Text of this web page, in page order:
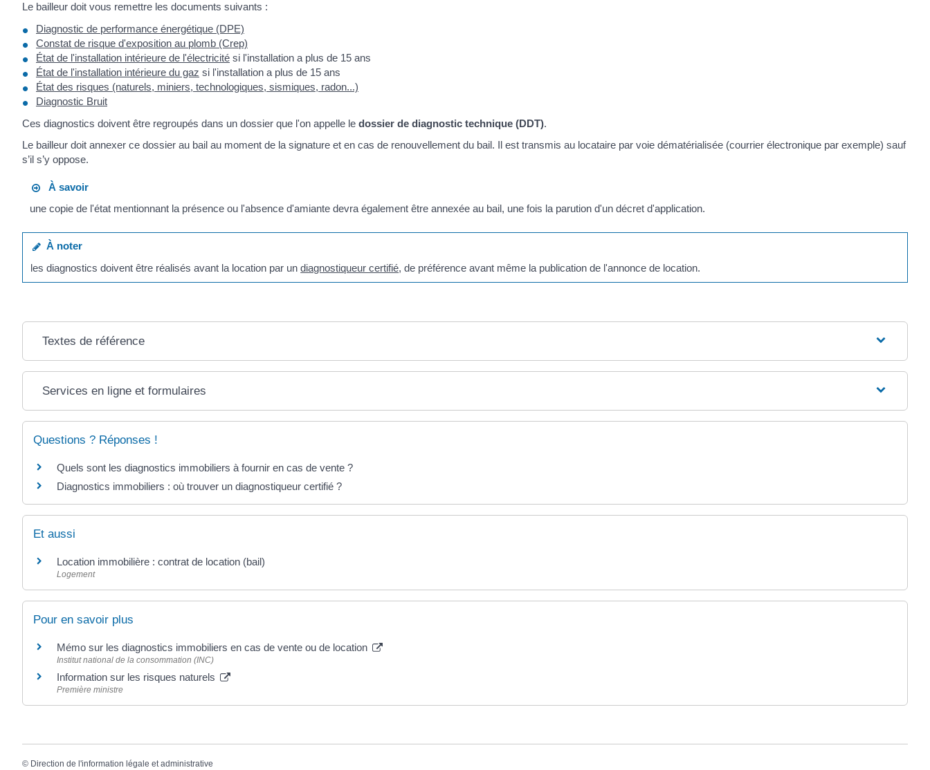
Le bailleur doit vous remettre les documents suivants :
Diagnostic de performance énergétique (DPE)
Constat de risque d'exposition au plomb (Crep)
État de l'installation intérieure de l'électricité si l'installation a plus de 15 ans
État de l'installation intérieure du gaz si l'installation a plus de 15 ans
État des risques (naturels, miniers, technologiques, sismiques, radon...)
Diagnostic Bruit
Ces diagnostics doivent être regroupés dans un dossier que l'on appelle le dossier de diagnostic technique (DDT).
Le bailleur doit annexer ce dossier au bail au moment de la signature et en cas de renouvellement du bail. Il est transmis au locataire par voie dématérialisée (courrier électronique par exemple) sauf
s’il s’y oppose.
À savoir
une copie de l'état mentionnant la présence ou l'absence d'amiante devra également être annexée au bail, une fois la parution d'un décret d'application.
À noter
les diagnostics doivent être réalisés avant la location par undiagnostiqueur certifié, de préférence avant même la publication de l'annonce de location.
Textes de référence
Services en ligne et formulaires
Questions ? Réponses !
Quels sont les diagnostics immobiliers à fournir en cas de vente ?
Diagnostics immobiliers : où trouver un diagnostiqueur certifié ?
Et aussi
Location immobilière : contrat de location (bail)
Logement
Pour en savoir plus
Mémo sur les diagnostics immobiliers en cas de vente ou de location
Institut national de la consommation (INC)
Information sur les risques naturels
Première ministre
© Direction de l'information légale et administrative